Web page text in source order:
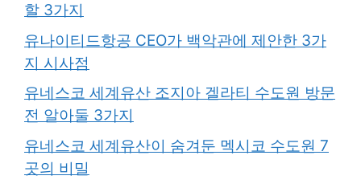
할 3가지
유나이티드항공 CEO가 백악관에 제안한 3가
지 시사점
유네스코 세계유산 조지아 겔라티 수도원 방문
전 알아둘 3가지
유네스코 세계유산이 숨겨둔 멕시코 수도원 7
곳의 비밀